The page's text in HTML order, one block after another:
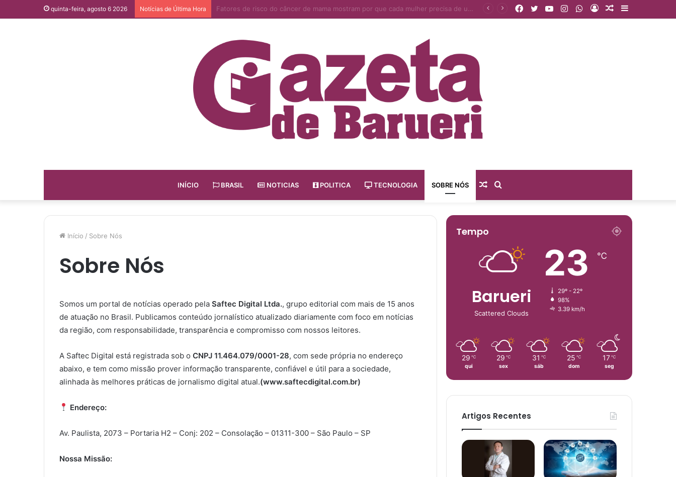
quinta-feira, agosto 6 2026 Notícias de Última Hora Quais são as consequências de uma leitura superficial do PGR nas empresas?
Artigo
Entrar
WhatsApp
Instagram
YouTube
Twitter
Facebook
INÍCIO BRASIL NOTICIAS POLITICA TECNOLOGIA SOBRE NÓS
por
Artigo
aleatório
Início / Sobre Nós
Sobre Nós
Somos um portal de notícias operado pela Saftec Digital Ltda., grupo editorial com mais de 15 anos
de atuação no Brasil. Publicamos conteúdo jornalístico atualizado diariamente com foco em notícias
da região, com responsabilidade, transparência e compromisso com nossos leitores.
A Saftec Digital está registrada sob o CNPJ 11.464.079/0001-28, com sede própria no endereço
abaixo, e tem como missão prover informação transparente, confiável e útil para a sociedade,
alinhada às melhores práticas de jornalismo digital atual.(www.saftecdigital.com.br)
Endereço:
Av. Paulista, 2073 – Portaria H2 – Conj: 202 – Consolação – 01311-300 – São Paulo – SP
Nossa Missão:
Tempo
Barueri
Scattered Clouds
23 ℃
29º - 22º
98%
3.39 km/h
29 ℃
qui
29 ℃
sex
31 ℃
sáb
25 ℃
dom
17 ℃
seg
Artigos Recentes